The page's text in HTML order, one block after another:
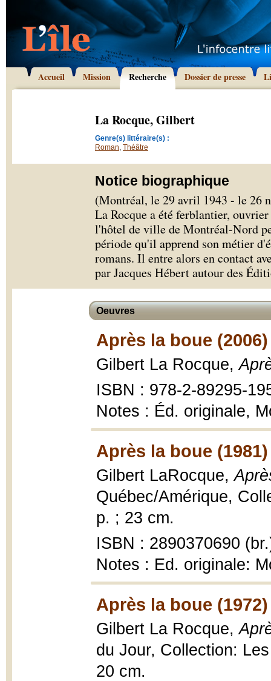
Accueil Mission Recherche Dossier de presse
La Rocque, Gilbert
Genre(s) littéraire(s) :
Roman, Théâtre
Notice biographique
(Montréal, le 29 avril 1943 - le 26
La Rocque a été ferblantier,
l'hôtel de ville de Montréal-Nord
période qu'il apprend son métier
romans. Il entre alors en contact
par Jacques Hébert autour des
Oeuvres
Après la boue (2006)
Gilbert La Rocque,
ISBN : 978-2-89295-
Notes : Éd. originale,
Après la boue (1981)
Gilbert LaRocque,
Québec/Amérique,
p. ; 23 cm.
ISBN : 2890370690
Notes : Ed. originale:
Après la boue (1972)
Gilbert La Rocque,
du Jour, Collection:
20 cm.